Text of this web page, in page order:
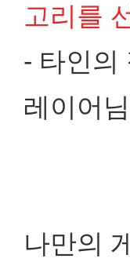
고리를
- 타인의
레이어
나만의